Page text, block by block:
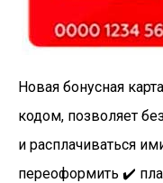
Новая бонусная
кодом, позволяет
и расплачиваться
переоформить ✔️